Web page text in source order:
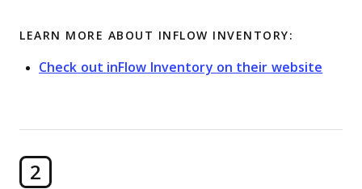
LEARN MORE ABOUT INFLOW INVENTORY:
Check out inFlow Inventory on their website
2